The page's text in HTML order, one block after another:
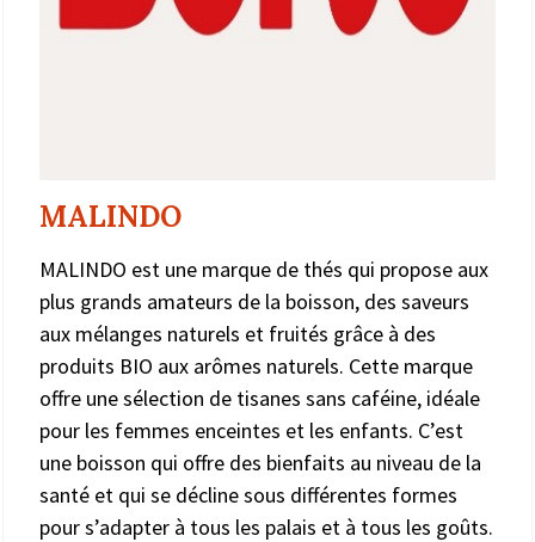
MALINDO
MALINDO est une marque de thés qui propose aux
plus grands amateurs de la boisson, des saveurs
aux mélanges naturels et fruités grâce à des
produits BIO aux arômes naturels. Cette marque
offre une sélection de tisanes sans caféine, idéale
pour les femmes enceintes et les enfants. C’est
une boisson qui offre des bienfaits au niveau de la
santé et qui se décline sous différentes formes
pour s’adapter à tous les palais et à tous les goûts.